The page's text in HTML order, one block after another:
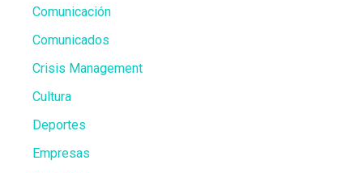
Comunicación
Comunicados
Crisis Management
Cultura
Deportes
Empresas